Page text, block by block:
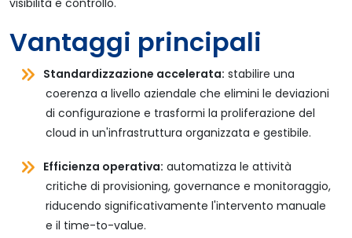
Vantaggi principali
Standardizzazione accelerata: stabilire una
coerenza a livello aziendale che elimini le deviazioni
di configurazione e trasformi la proliferazione del
cloud in un'infrastruttura organizzata e gestibile.
Efficienza operativa: automatizza le attività
critiche di provisioning, governance e monitoraggio,
riducendo significativamente l'intervento manuale
e il time-to-value.